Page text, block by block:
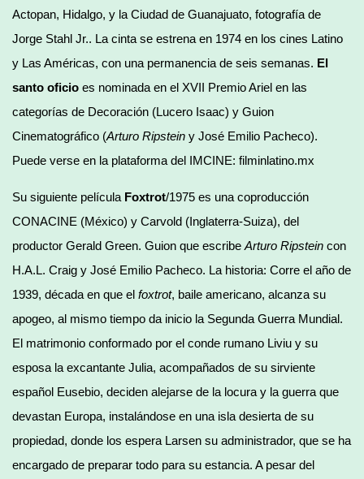
Actopan, Hidalgo, y la Ciudad de Guanajuato, fotografía de
Jorge Stahl Jr.. La cinta se estrena en 1974 en los cines Latino
y Las Américas, con una permanencia de seis semanas. El
santo oficio es nominada en el XVII Premio Ariel en las
categorías de Decoración (Lucero Isaac) y Guion
Cinematográfico (Arturo Ripstein y José Emilio Pacheco).
Puede verse en la plataforma del IMCINE: filminlatino.mx
Su siguiente película Foxtrot/1975 es una coproducción
CONACINE (México) y Carvold (Inglaterra-Suiza), del
productor Gerald Green. Guion que escribe Arturo Ripstein con
H.A.L. Craig y José Emilio Pacheco. La historia: Corre el año de
1939, década en que el foxtrot, baile americano, alcanza su
apogeo, al mismo tiempo da inicio la Segunda Guerra Mundial.
El matrimonio conformado por el conde rumano Liviu y su
esposa la excantante Julia, acompañados de su sirviente
español Eusebio, deciden alejarse de la locura y la guerra que
devastan Europa, instalándose en una isla desierta de su
propiedad, donde los espera Larsen su administrador, que se ha
encargado de preparar todo para su estancia. A pesar del